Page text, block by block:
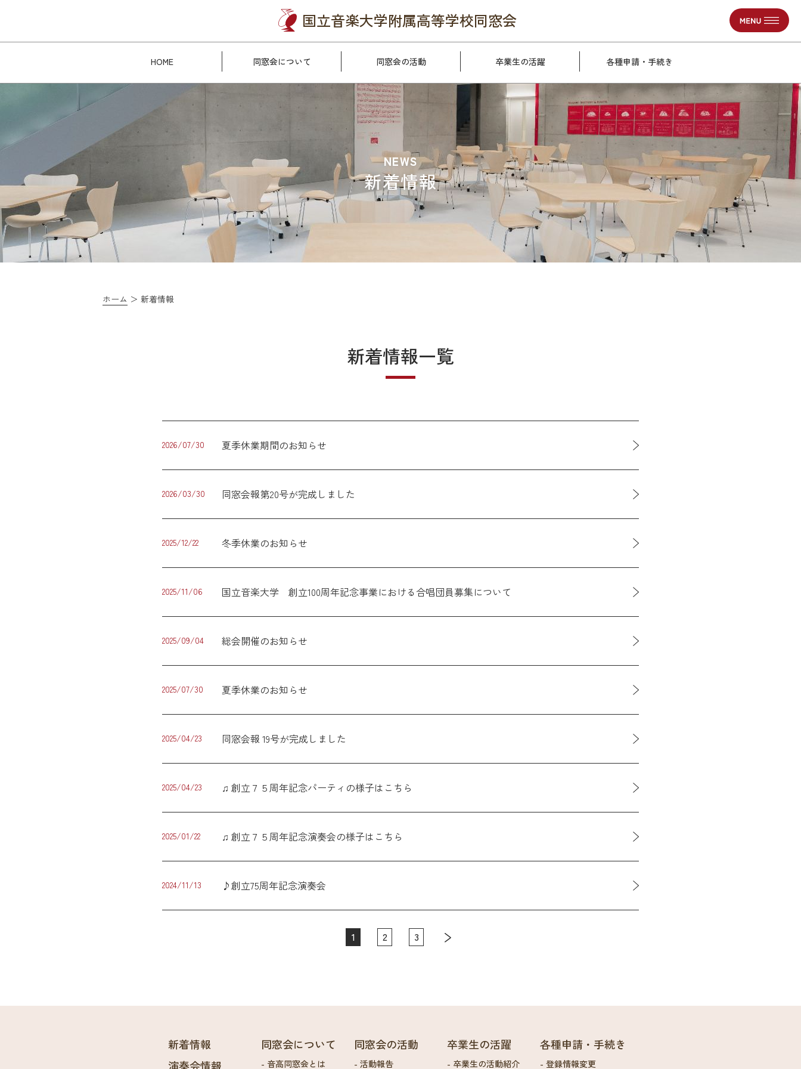
国立音楽大学附属高等学校同窓会
HOME 同窓会について 同窓会の活動 卒業生の活躍 各種申請・手続き
NEWS
新着情報
ホーム 新着情報
新着情報一覧
2026/07/30 夏季休業期間のお知らせ
2026/03/30 同窓会報第20号が完成しました
2025/12/22 冬季休業のお知らせ
2025/11/06 国立音楽大学 創立100周年記念事業における合唱団員募集について
2025/09/04 総会開催のお知らせ
2025/07/30 夏季休業のお知らせ
2025/04/23 同窓会報 19号が完成しました
2025/04/23 ♫ 創立７５周年記念パーティの様子はこちら
2025/01/22 ♫ 創立７５周年記念演奏会の様子はこちら
2024/11/13 ♪創立75周年記念演奏会
1 2 3
新着情報
演奏会情報
同窓会について
音高同窓会とは
同窓会の活動
活動報告
卒業生の活躍
卒業生の活動紹介
各種申請・手続き
登録情報変更